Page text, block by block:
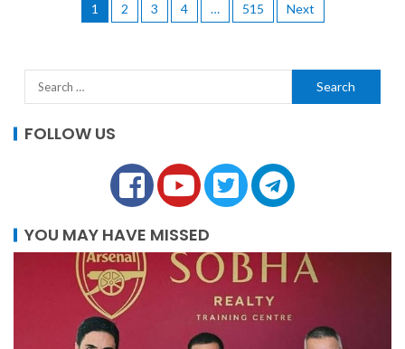
1 2 3 4 … 515 Next
FOLLOW US
YOU MAY HAVE MISSED